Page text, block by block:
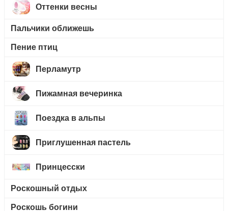
Оттенки весны
Пальчики оближешь
Пение птиц
Перламутр
Пижамная вечеринка
Поездка в альпы
Приглушенная пастель
Принцесски
Роскошный отдых
Роскошь богини